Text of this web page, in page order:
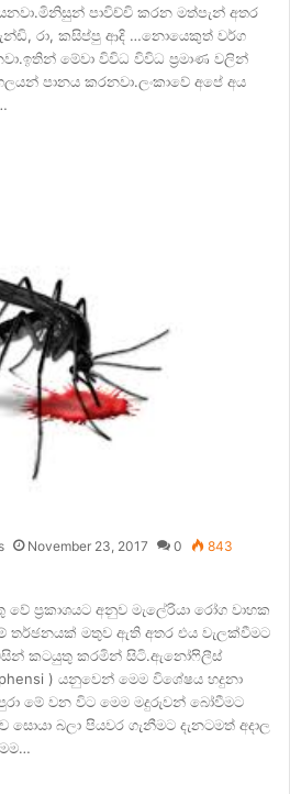
පාවිච්චි කරන මත්පැන් අතර
රා, කසිප්පු ආදි …නොයෙකුත් වර්ග
මේවා විවිධ විවිධ ප්‍රමාණ වලින්
පානය කරනවා.ලංකාවේ අපේ අය
November 23, 2017 0 843
ප්‍රකාශයට අනුව මැලේරියා රෝග වාහක
තර්ඡනයක් මතුව ඇති අතර එය වැලක්වීමට
කටයුතු කරමින් සිටි.ඇනෝෆිලීස්
) යනුවෙන් මෙම විශේෂය හදුනා
මේ වන විට මෙම මදුරුවන් බෝවීමට
බලා පියවර ගැනීමට දැනටමත් අදාල